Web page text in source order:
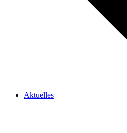
Aktuelles